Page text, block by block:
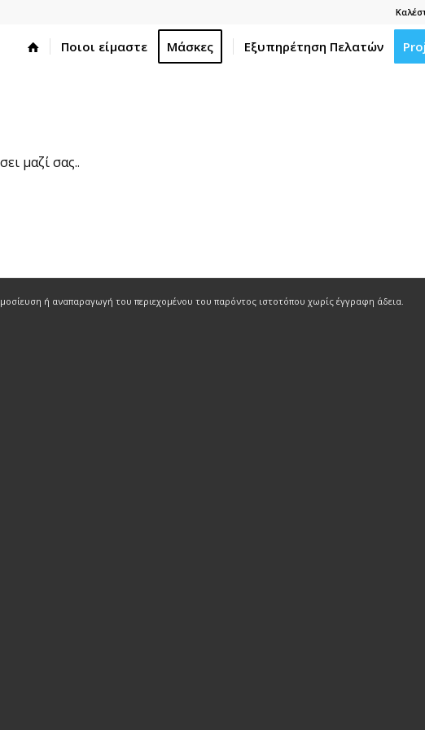
Ποιοι είμαστε Μάσκες Εξυπηρέτηση Πελατών
μαζί σας..
ή αναπαραγωγή του περιεχομένου του παρόντος ιστοτόπου χωρίς έγγραφη άδεια.